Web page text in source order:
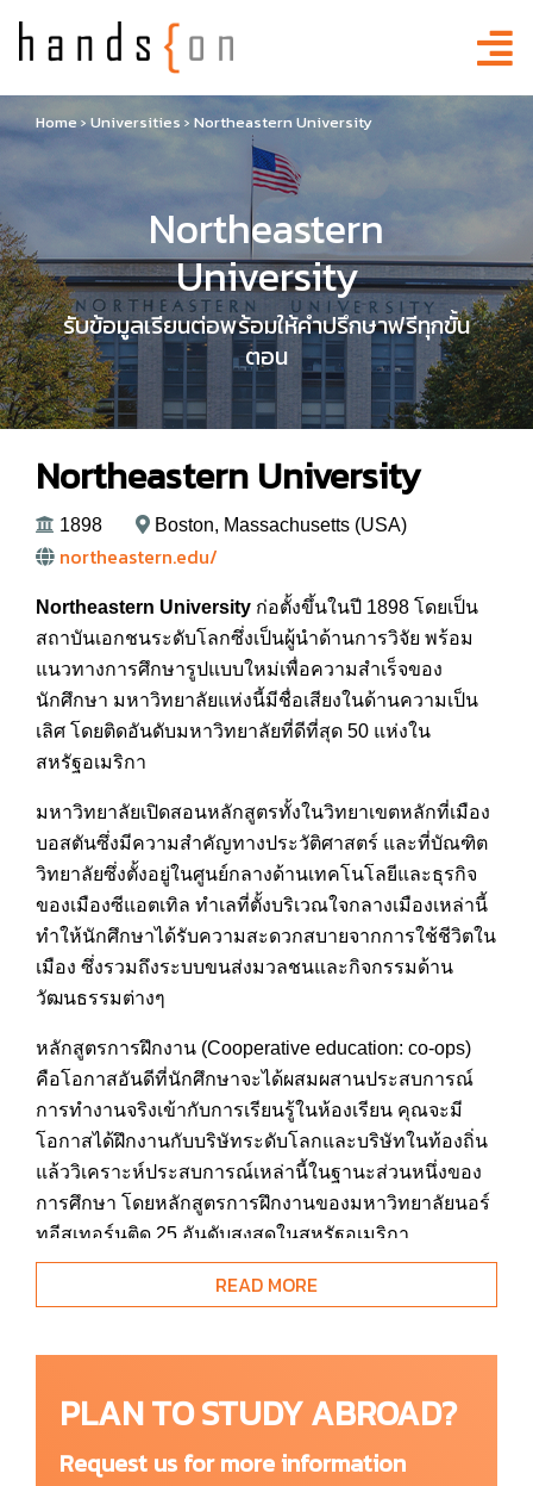
Home›Universities › Northeastern University
Northeastern
University
รับข้อมูลเรียนต่อพร้อมให้คำปรึกษาฟรีทุกขั้น
ตอน
Northeastern University
1898 Boston, Massachusetts (USA)
northeastern.edu/
Northeastern University ก่อตั้งขึ้นในปี 1898 โดยเป็น
สถาบันเอกชนระดับโลกซึ่งเป็นผู้นำด้านการวิจัย พร้อม
แนวทางการศึกษารูปแบบใหม่เพื่อความสำเร็จของ
นักศึกษา มหาวิทยาลัยแห่งนี้มีชื่อเสียงในด้านความเป็น
เลิศ โดยติดอันดับมหาวิทยาลัยที่ดีที่สุด 50 แห่งใน
สหรัฐอเมริกา
มหาวิทยาลัยเปิดสอนหลักสูตรทั้งในวิทยาเขตหลักที่เมือง
บอสตันซึ่งมีความสำคัญทางประวัติศาสตร์ และที่บัณฑิต
วิทยาลัยซึ่งตั้งอยู่ในศูนย์กลางด้านเทคโนโลยีและธุรกิจ
ของเมืองซีแอตเทิล ทำเลที่ตั้งบริเวณใจกลางเมืองเหล่านี้
ทำให้นักศึกษาได้รับความสะดวกสบายจากการใช้ชีวิตใน
เมือง ซึ่งรวมถึงระบบขนส่งมวลชนและกิจกรรมด้าน
วัฒนธรรมต่างๆ
หลักสูตรการฝึกงาน (Cooperative education: co-ops)
คือโอกาสอันดีที่นักศึกษาจะได้ผสมผสานประสบการณ์
การทำงานจริงเข้ากับการเรียนรู้ในห้องเรียน คุณจะมี
โอกาสได้ฝึกงานกับบริษัทระดับโลกและบริษัทในท้องถิ่น
แล้ววิเคราะห์ประสบการณ์เหล่านี้ในฐานะส่วนหนึ่งของ
การศึกษา โดยหลักสูตรการฝึกงานของมหาวิทยาลัยนอร์
ทอีสเทอร์นติด 25 อันดับสูงสุดในสหรัฐอเมริกา
ในแต่ละปี มหาวิทยาลัยนอร์ทอีสเทอร์นได้รับทุนวิจัย
มาตุภูมิ พลังงาน และกลาโหม (Departments of
ระดับปริญญาตรีและปริญญาโทสามารถมีส่วนร่วมใน
READ MORE
PLAN TO STUDY ABROAD?
Request us for more information